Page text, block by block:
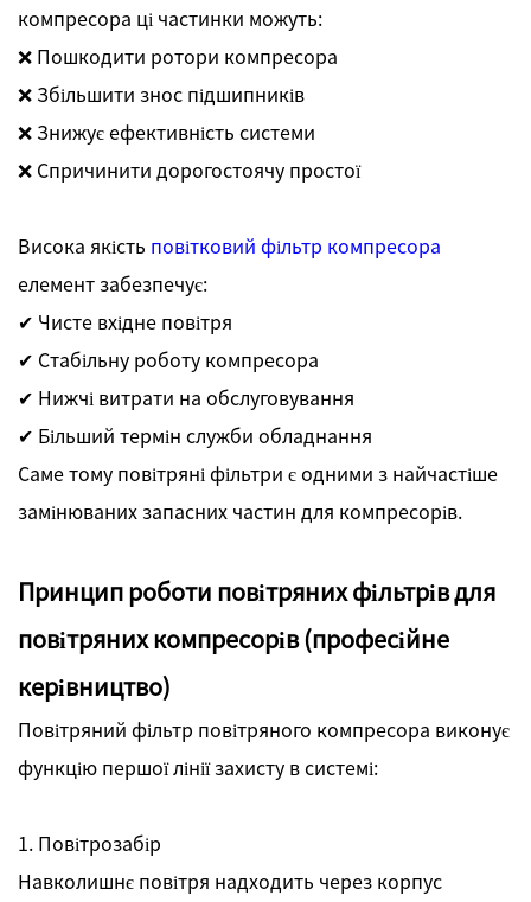
компресора ці частинки можуть:
❌ Пошкодити ротори компресора
❌ Збільшити знос підшипників
❌ Знижує ефективність системи
❌ Спричинити дорогостоячу простої
Висока якість повітковий фільтр компресора
елемент забезпечує:
✔ Чисте вхідне повітря
✔ Стабільну роботу компресора
✔ Нижчі витрати на обслуговування
✔ Більший термін служби обладнання
Саме тому повітряні фільтри є одними з найчастіше
замінюваних запасних частин для компресорів.
Принцип роботи повітряних фільтрів для
повітряних компресорів (професійне
керівництво)
Повітряний фільтр повітряного компресора виконує
функцію першої лінії захисту в системі:
1. Повітрозабір
Навколишнє повітря надходить через корпус